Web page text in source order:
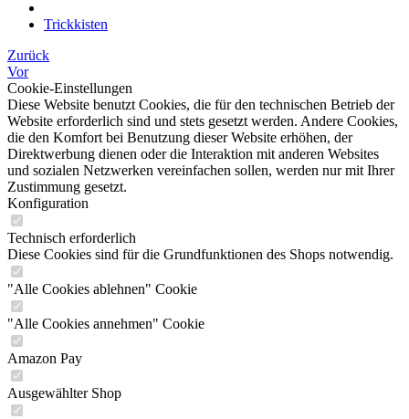
Trickkisten
Zurück
Vor
Cookie-Einstellungen
Diese Website benutzt Cookies, die für den technischen Betrieb der
Website erforderlich sind und stets gesetzt werden. Andere Cookies,
die den Komfort bei Benutzung dieser Website erhöhen, der
Direktwerbung dienen oder die Interaktion mit anderen Websites
und sozialen Netzwerken vereinfachen sollen, werden nur mit Ihrer
Zustimmung gesetzt.
Konfiguration
Technisch erforderlich
Diese Cookies sind für die Grundfunktionen des Shops notwendig.
"Alle Cookies ablehnen" Cookie
"Alle Cookies annehmen" Cookie
Amazon Pay
Ausgewählter Shop